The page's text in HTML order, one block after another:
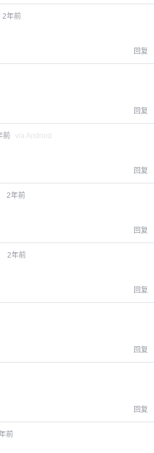
2年前
回复
回复
前 via Android
回复
2年前
回复
2年前
回复
回复
回复
前